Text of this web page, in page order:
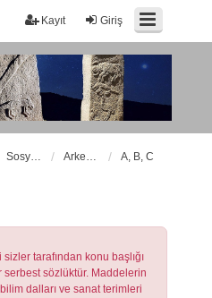
Giriş
Kayıt
Sosyal Forumlarımız Arkeo-TR Sözlük A, B, C
tarafından konu başlığı
serbest sözlüktür. Maddelerin
dalları ve sanat terimleri